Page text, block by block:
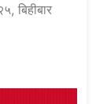
बिहीबार